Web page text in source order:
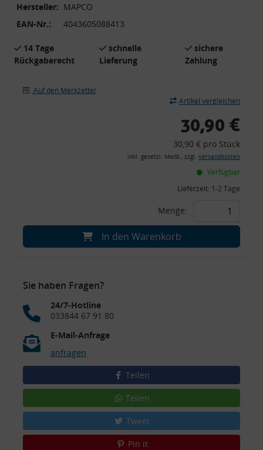
Hersteller: MAPCO
EAN-Nr.:
4043605088413
14 Tage
Rückgaberecht
schnelle
Lieferung
sichere
Zahlung
Auf den Merkzettel
Artikel vergleichen
30,90 €
30,90 € pro Stück
inkl. gesetzl. MwSt., zzgl. Versandkosten
Verfügbar
Lieferzeit: 1-2 Tage
Menge:
In den Warenkorb
Sie haben Fragen?
24/7-Hotline
033844 67 91 80
E-Mail-Anfrage
anfragen
Teilen
Teilen
Tweet
Pin it